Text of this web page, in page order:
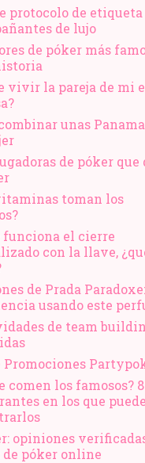
protocolo de etiqueta
de lujo
de póker más
vivir la pareja de mi
unas
de póker que
toman los
funciona el cierre
con la llave,
de Prada
usando este
de team
Promociones
comen los famosos? 8
en los que
opiniones
de póker online